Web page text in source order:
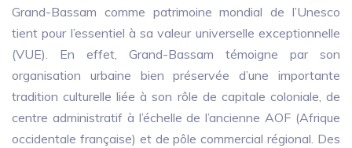
Grand-Bassam comme patrimoine mondial de l’Unesco
tient pour l’essentiel à sa valeur universelle exceptionnelle
(VUE). En effet, Grand-Bassam témoigne par son
organisation urbaine bien préservée d’une importante
tradition culturelle liée à son rôle de capitale coloniale, de
centre administratif à l’échelle de l’ancienne AOF (Afrique
occidentale française) et de pôle commercial régional. Des